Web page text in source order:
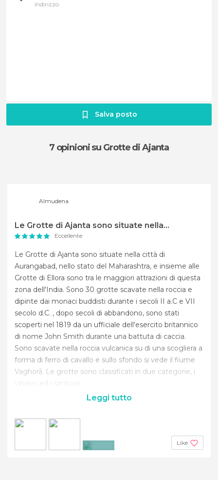
Indirizzo
Salva posto
7 opinionisu Grotte di Ajanta
Almudena
Le Grotte di Ajanta sono situate nella...
Eccellente
Le Grotte di Ajanta sono situate nella città di
Aurangabad, nello stato del Maharashtra, e insieme alle
Grotte di Ellora sono tra le maggiori attrazioni di questa
zona dell'India. Sono 30 grotte scavate nella roccia e
dipinte dai monaci buddisti durante i secoli II a.C e VII
secolo d.C. , dopo secoli di abbandono, sono stati
scoperti nel 1819 da un ufficiale dell'esercito britannico
di nome John Smith durante una battuta di caccia.
Sono scavate nella roccia vulcanica su di una scogliera a
forma di ferro di cavallo e sullo sfondo si vede il fiume
Vaghorā. Le grotte sono classificati in due categorie, i
viharas ed i santuari.
Leggi tutto
Like